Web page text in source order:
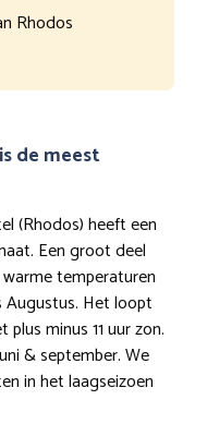
Rhodos
de meest
(Rhodos) heeft een
Een groot deel
temperaturen
Augustus. Het loopt
minus 11 uur zon.
& september. We
in het laagseizoen